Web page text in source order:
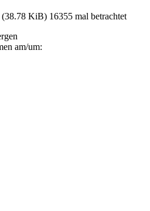
KiB) 16355 mal betrachtet
am/um: